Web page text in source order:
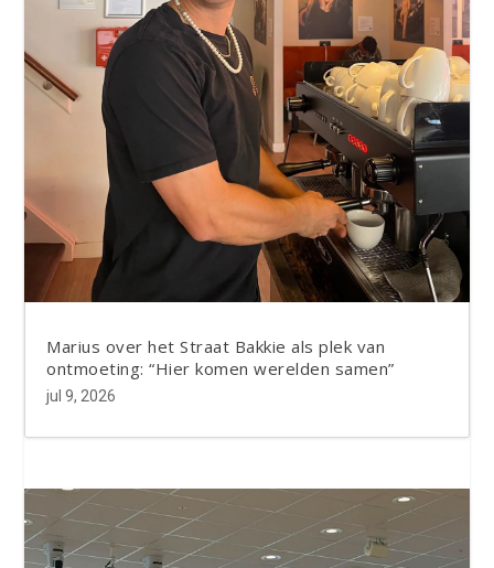
Marius over het Straat Bakkie als plek van
ontmoeting: “Hier komen werelden samen”
jul 9, 2026